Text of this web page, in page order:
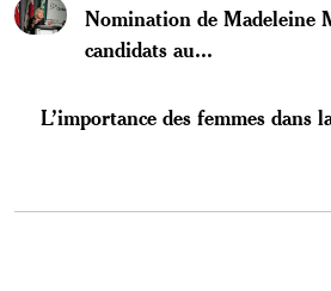
Nomination de Madeleine
candidats au...
L’importance des femmes dans